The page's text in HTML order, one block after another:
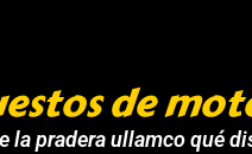
de
pradera ullamco qué